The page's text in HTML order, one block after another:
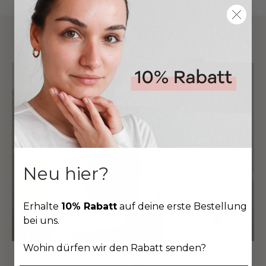
Neu hier?
Erhalte 10% Rabatt auf deine erste Bestellung
bei uns.
Wohin dürfen wir den Rabatt senden?